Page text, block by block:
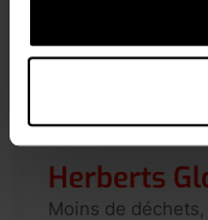
Herberts
Moins de